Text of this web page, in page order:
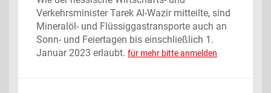
Verkehrsminister Tarek Al-Wazir mitteilte, sind
Mineralöl- und Flüssiggastransporte auch an
Sonn- und Feiertagen bis einschließlich 1.
Januar 2023 erlaubt. für mehr bitte anmelden